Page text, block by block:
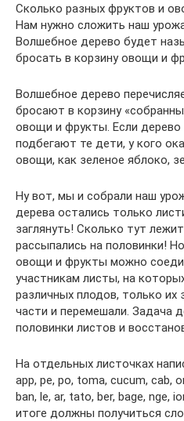
Сколько разных фруктов и
Нам нужно сложить наш
Волшебное дерево будет
бросать в корзину овощи и
Волшебное дерево
бросают в корзину
овощи и фрукты. Если дерево
подбегают те дети, у кого
овощи, как зеленое яблоко,
Ну вот, мы и собрали наш
дерева остались только
заглянуть! Сколько тут
рассыпались на половинки!
овощи и фрукты можно
участникам листы, на
различных плодов, только их
части и перемешали. Задача
половинки листов и
На отдельных листочках
app, pe, po, toma, cucum, cab,
ban, le, ar, tato, ber, bage, nge,
итоге должны получиться